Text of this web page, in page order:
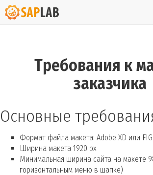
Требования к
заказчика
Основные
Формат файла макета: Adobe XD или
Ширина макета 1920 px
Минимальная ширина сайта на макете
горизонтальным меню в шапке)